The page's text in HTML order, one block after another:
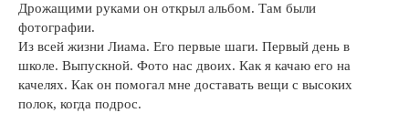
Дрожащими руками он открыл альбом. Там были
фотографии.
Из всей жизни Лиама. Его первые шаги. Первый день в
школе. Выпускной. Фото нас двоих. Как я качаю его на
качелях. Как он помогал мне доставать вещи с высоких
полок, когда подрос.